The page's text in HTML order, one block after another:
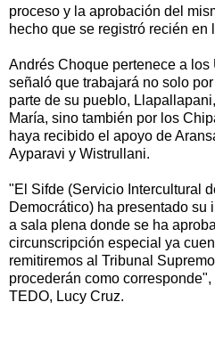
proceso y la aprobación del
hecho que se registró recién en
Andrés Choque pertenece a
señaló que trabajará no solo
parte de su pueblo,
María, sino también por los
haya recibido el apoyo de
Ayparavi y Wistrullani.
"El Sifde (Servicio Intercultural
Democrático) ha presentado su
a sala plena donde se ha
circunscripción especial ya
remitiremos al Tribunal
procederán como
TEDO, Lucy Cruz.